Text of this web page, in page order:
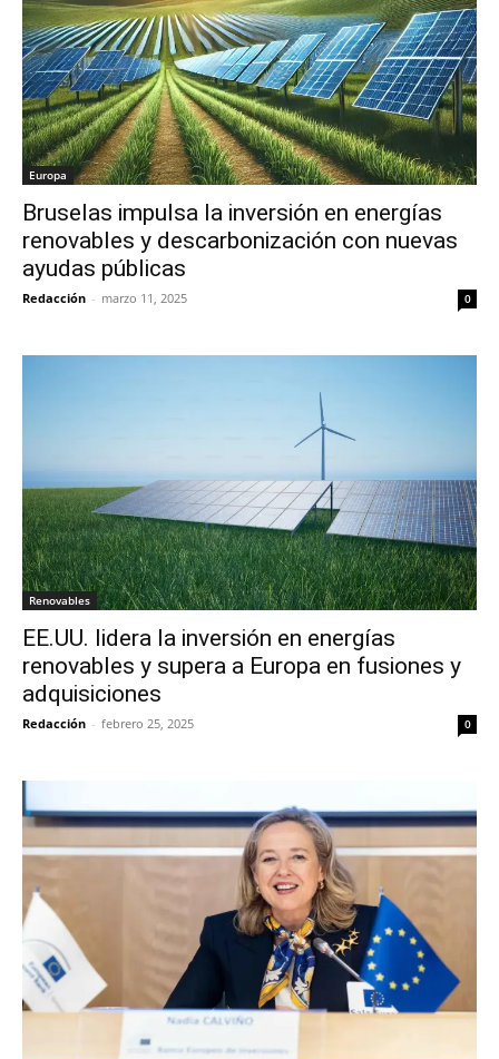
Europa
Bruselas impulsa la inversión en energías
renovables y descarbonización con nuevas
ayudas públicas
Redacción - marzo 11, 2025 0
Renovables
EE.UU. lidera la inversión en energías
renovables y supera a Europa en fusiones y
adquisiciones
Redacción - febrero 25, 2025 0